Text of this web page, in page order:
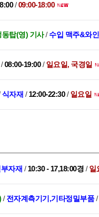
/09:00-18:00
동탑(영) 기사/ 수입 맥주&와인
08:00-19:00/ 일요일, 국경일
식자재 / 12:00-22:30/ 일요일
자재 / 10:30 - 17,18:00경 / 일
/ 전자계측기기,기타정밀부품/